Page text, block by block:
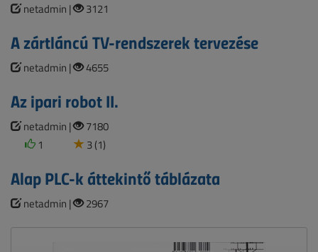
netadmin | 3121
A zártláncú TV-rendszerek tervezése
netadmin | 4655
Az ipari robot II.
netadmin |
7180
1
3 (1)
Alap PLC-k áttekintő táblázata
netadmin | 2967